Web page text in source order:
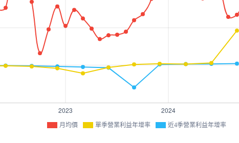
月均價 單季營業利益年增率 近4季營業利益年增率